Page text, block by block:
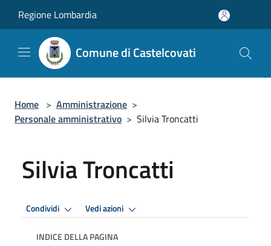
Regione Lombardia
Comune di Castelcovati
Home > Amministrazione >
Personale amministrativo > Silvia Troncatti
Silvia Troncatti
Condividi Vedi azioni
INDICE DELLA PAGINA